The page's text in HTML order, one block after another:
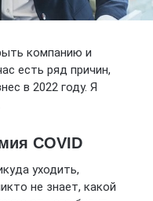
компанию и
есть ряд причин,
в 2022 году. Я
COVID
уходить,
не знает, какой